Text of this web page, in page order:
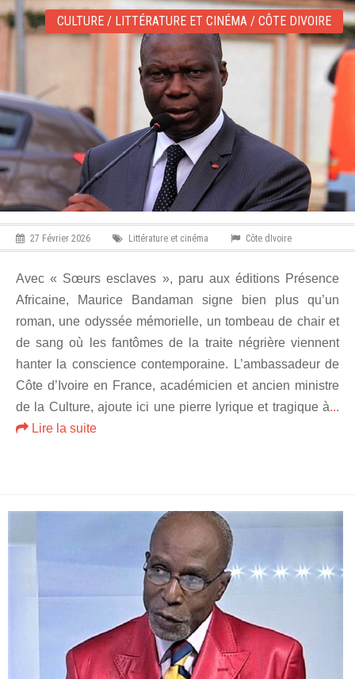
o
n
CULTURE / LITTÉRATURE ET CINÉMA / CÔTE DIVOIRE
27 Février 2026 Littérature et cinéma Côte dIvoire
Avec « Sœurs esclaves », paru aux éditions Présence
Africaine, Maurice Bandaman signe bien plus qu’un
roman, une odyssée mémorielle, un tombeau de chair et
de sang où les fantômes de la traite négrière viennent
hanter la conscience contemporaine. L’ambassadeur de
Côte d’Ivoire en France, académicien et ancien ministre
de la Culture, ajoute ici une pierre lyrique et tragique à...
Lire la suite